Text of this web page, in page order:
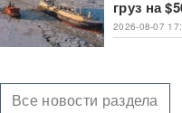
груз на
2026-08-07
Все новости раздела